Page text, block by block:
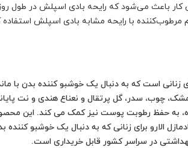
باعث می‌شود که رایحه بادی اسپلش در طول
مرطوب‌کننده با رایحه مشابه بادی اسپلش
چوب، سدر، گل پرتقال و نعناع هندی و نت
به حفظ رطوبت پوست نیز کمک می کند. این
الارو برای زنانی که به دنبال یک خوشبو
در سراسر کشور قابل خریداری است.